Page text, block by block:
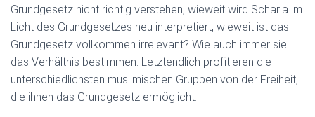
Grundgesetz nicht richtig verstehen, wieweit wird Scharia im
Licht des Grundgesetzes neu interpretiert, wieweit ist das
Grundgesetz vollkommen irrelevant? Wie auch immer sie
das Verhältnis bestimmen: Letztendlich profitieren die
unterschiedlichsten muslimischen Gruppen von der Freiheit,
die ihnen das Grundgesetz ermöglicht.